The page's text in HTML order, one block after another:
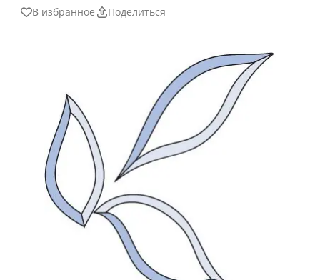
В избранное Поделиться